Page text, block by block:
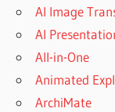
AI Image
AI
All-in-One
Animated
ArchiMate